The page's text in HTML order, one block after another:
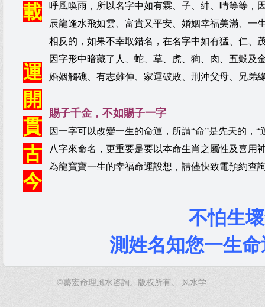
載
運
開
貫
古
今
呼風喚雨， 所以名字中如有霖、子、紳、晴等等，
辰龍逢水飛如雲、富貴又平安、婚姻幸福美滿、一
相反的，如果不幸取錯名，在名字中如有猛、仁、
因字形中暗藏了人、蛇、草、虎、狗、肉、五穀及
婚姻觸礁、有志難伸、家運破敗、刑沖父母、兄弟
賜子千金，不如賜子一字
因一字可以改變一生的命運，所謂“命”是先天的，
八字來命名，更重要是要以本命生肖之屬性及喜用
為龍寶寶一生的幸福命運設想，請儘快致電預約查
不怕生
測姓名知您一生
©蓁宏命理風水咨詢。版权所有。 风水学